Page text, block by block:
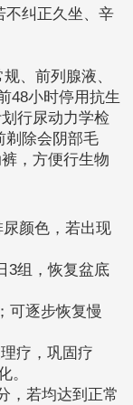
不纠正久坐、辛
、前列腺液、
48小时停用抗生
行尿动力学检
剃除会阴部毛
，方便行生物
颜色，若出现
3组，恢复盆底
可逐步恢复慢
疗，巩固疗
。
，若均达到正常